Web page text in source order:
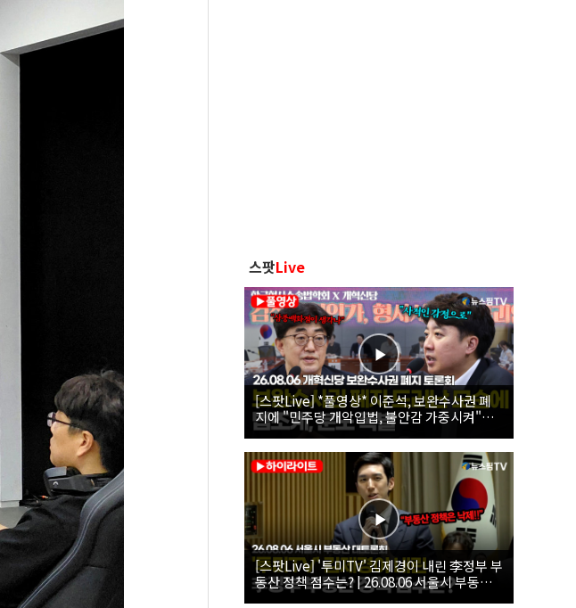
스팟Live
[스팟Live] *풀영상* 이준석, 보완수사권 폐
지에 "민주당 개악입법, 불안감 가중시켜"｜
26.08.06 개혁신당 보완수사권 폐지 토론회
[스팟Live] '투미TV' 김제경이 내린 李정부 부
동산 정책 점수는? | 26.08.06 서울시 부동산
대토론회